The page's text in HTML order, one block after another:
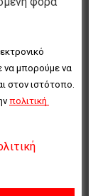
να μπορούμε να
στον ιστότοπο.
πολιτική